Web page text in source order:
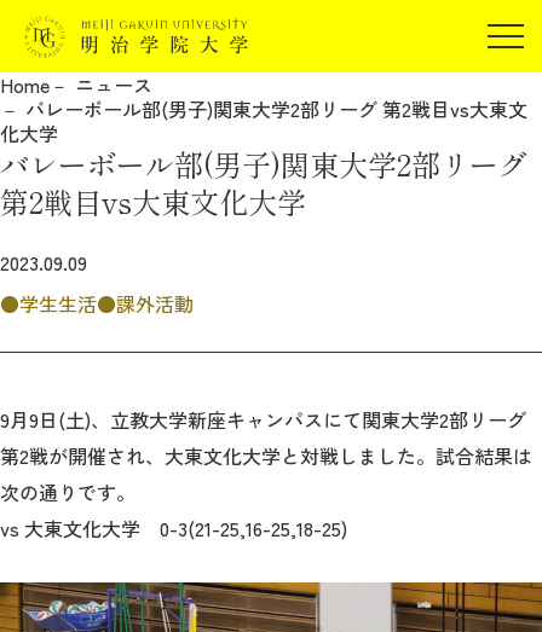
在学生の方
保証人の方
企業・研究者の方
JP EN
受験生の方
明治学院大学について
研究
Home
ニュース
バレーボール部(男子)関東大学2部リーグ 第2戦目vs大東文
化大学
バレーボール部(男子)関東大学2部リーグ
第2戦目vs大東文化大学
2023.09.09
学生生活
課外活動
9月9日(土)、立教大学新座キャンパスにて関東大学2部リーグ
第2戦が開催され、大東文化大学と対戦しました。試合結果は
次の通りです。
vs 大東文化大学 0-3(21-25,16-25,18-25)